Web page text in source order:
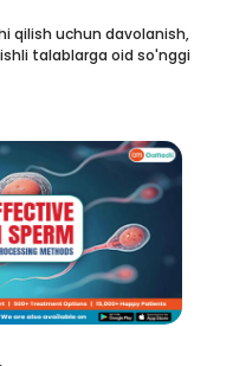
qilish uchun davolanish,
talablarga oid so'nggi